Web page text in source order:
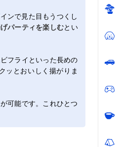
ンで見た目もうつくし
パーティを楽しむとい
フライといった長めの
クッとおいしく揚がりま
可能です。これひとつ